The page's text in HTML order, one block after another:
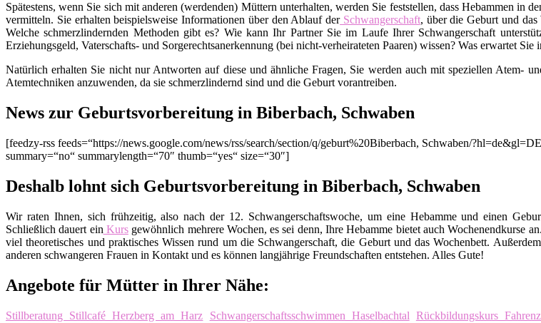
Spätestens, wenn Sie sich mit anderen (werdenden) Müttern unterhalten, werden Sie feststellen, dass Hebammen in
vermitteln. Sie erhalten beispielsweise Informationen über den Ablauf derSchwangerschaft, über die Geburt und
Welche schmerzlindernden Methoden gibt es? Wie kann Ihr Partner Sie im Laufe Ihrer Schwangerschaft
Erziehungsgeld, Vaterschafts- und Sorgerechtsanerkennung (bei nicht-verheirateten Paaren) wissen? Was erwartet
Natürlich erhalten Sie nicht nur Antworten auf diese und ähnliche Fragen, Sie werden auch mit speziellen Atem-
Atemtechniken anzuwenden, da sie schmerzlindernd sind und die Geburt vorantreiben.
News zur Geburtsvorbereitung in Biberbach, Schwaben
[feedzy-rss feeds=“https://news.google.com/news/rss/search/section/q/geburt%20Biberbach, Schwaben/
summary=“no“ summarylength=“70″ thumb=“yes“ size=“30″]
Deshalb lohnt sich Geburtsvorbereitung in Biberbach, Schwaben
Wir raten Ihnen, sich frühzeitig, also nach der 12. Schwangerschaftswoche, um eine Hebamme und einen
Schließlich dauert ein Kursgewöhnlich mehrere Wochen, es sei denn, Ihre Hebamme bietet auch Wochenendkurse
viel theoretisches und praktisches Wissen rund um die Schwangerschaft, die Geburt und das Wochenbett.
anderen schwangeren Frauen in Kontakt und es können langjährige Freundschaften entstehen. Alles Gute!
Angebote für Mütter in Ihrer Nähe:
Stillberatung Stillcafé Herzberg am Harz Schwangerschaftsschwimmen Haselbachtal Rückbildungskurs